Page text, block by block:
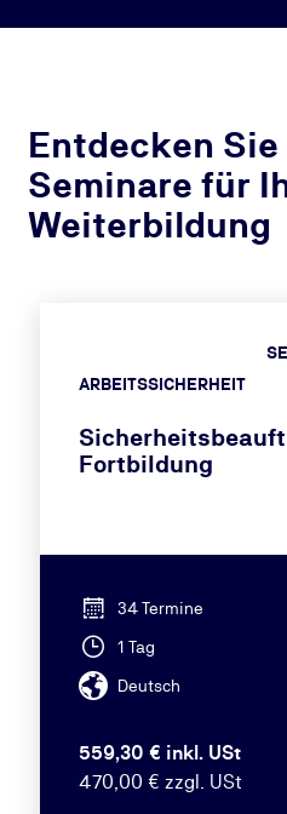
Entdecken Sie
Seminare für
Weiterbildung
ARBEITSSICHERHEIT
Fortbildung
34 Termine
1 Tag
Deutsch
559,30 € inkl. USt
470,00 € zzgl. USt